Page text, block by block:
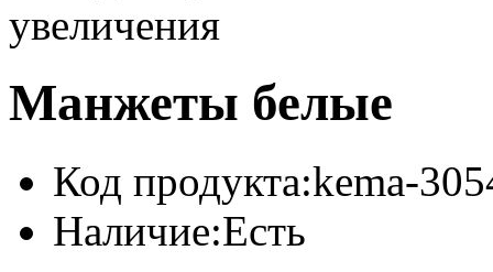
увеличения
Манжеты белые
Код продукта:kema-
Наличие:Есть